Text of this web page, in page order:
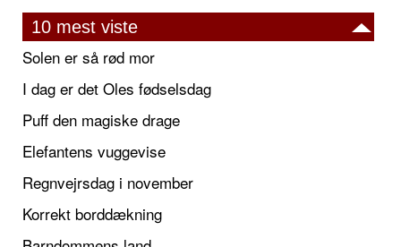
10 mest viste
Solen er så rød mor
I dag er det Oles fødselsdag
Puff den magiske drage
Elefantens vuggevise
Regnvejrsdag i november
Korrekt borddækning